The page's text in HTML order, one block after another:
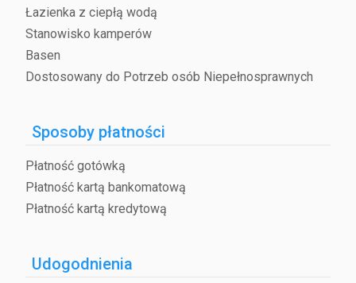
Łazienka z ciepłą wodą
Stanowisko kamperów
Basen
Dostosowany do Potrzeb osób Niepełnosprawnych
Sposoby płatności
Płatność gotówką
Płatność kartą bankomatową
Płatność kartą kredytową
Udogodnienia